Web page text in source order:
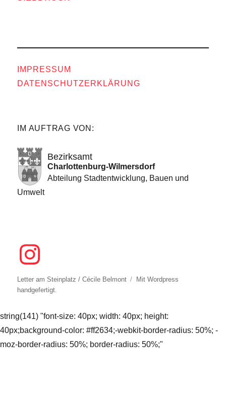
IMPRESSUM
DATENSCHUTZERKLÄRUNG
IM AUFTRAG VON:
Bezirksamt
Charlottenburg-Wilmersdorf
Abteilung Stadtentwicklung, Bauen und
Umwelt
Letter am Steinplatz / Cécile Belmont MitWordpress
handgefertigt.
string(141) "font-size: 40px; width: 40px; height:
40px;background-color: #ff2634;-webkit-border-radius: 50%; -
moz-border-radius: 50%; border-radius: 50%;"